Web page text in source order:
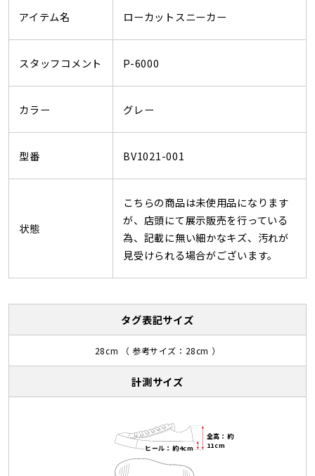
アイテム名 ローカットスニーカー
スタッフコメント P-6000
カラー グレー
型番 BV1021-001
状態
こちらの商品は未使用品になります
が、店頭にて展示販売を行っている
為、記載に無い細かなキズ、汚れが
見受けられる場合がございます。
タグ表記サイズ
28cm （ 参考サイズ：28cm ）
計測サイズ
全高：約
11cm
ヒール：約4cm